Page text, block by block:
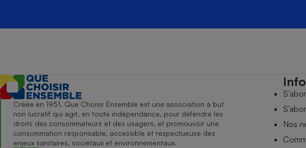
Créée en 1951, Que Choisir Ensemble est une association à but
non lucratif qui agit, en toute indépendance, pour défendre les
droits des consommateurs et des usagers, et promouvoir une
consommation responsable, accessible et respectueuse des
enjeux sanitaires, sociétaux et environnementaux.
Nos